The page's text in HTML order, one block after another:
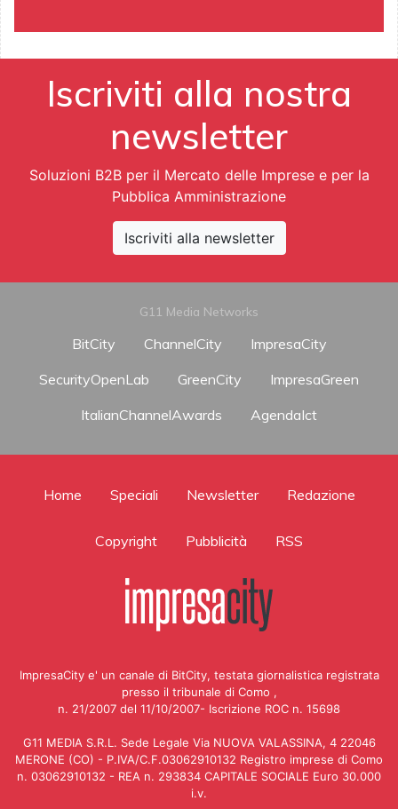
Iscriviti alla nostra
newsletter
Soluzioni B2B per il Mercato delle Imprese e per la
Pubblica Amministrazione
Iscriviti alla newsletter
G11 Media Networks
BitCity ChannelCity
ImpresaCity
SecurityOpenLab
GreenCity
ImpresaGreen
ItalianChannelAwards
AgendaIct
Home Speciali Newsletter Redazione
Copyright Pubblicità RSS
ImpresaCity e' un canale di BitCity, testata giornalistica registrata
presso il tribunale di Como ,
n. 21/2007 del 11/10/2007- Iscrizione ROC n. 15698
G11 MEDIA S.R.L. Sede Legale Via NUOVA VALASSINA, 4 22046
MERONE (CO) - P.IVA/C.F.03062910132 Registro imprese di Como
n. 03062910132 - REA n. 293834 CAPITALE SOCIALE Euro 30.000
i.v.